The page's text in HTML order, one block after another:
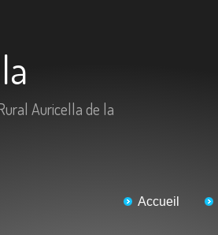
Auricella de la
Accueil